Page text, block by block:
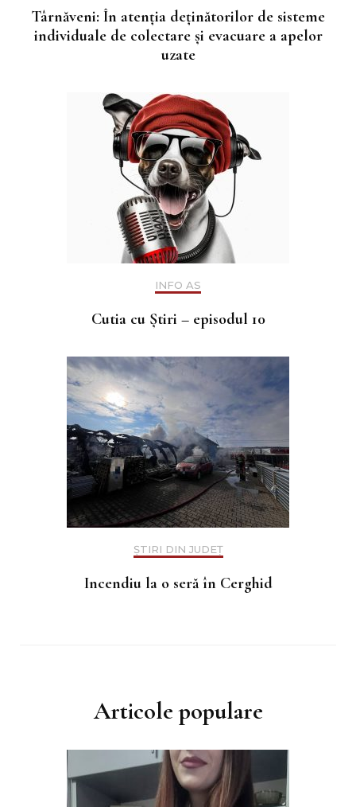
Târnăveni: În atenţia deţinătorilor de sisteme
individuale de colectare şi evacuare a apelor
uzate
INFO AS
Cutia cu Știri – episodul 10
ȘTIRI DIN JUDEȚ
Incendiu la o seră în Cerghid
Articole populare